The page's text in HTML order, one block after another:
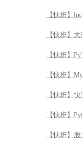
【快班】
【快班】
【快班】
【快班】
【快班】
【快班】
【快班】